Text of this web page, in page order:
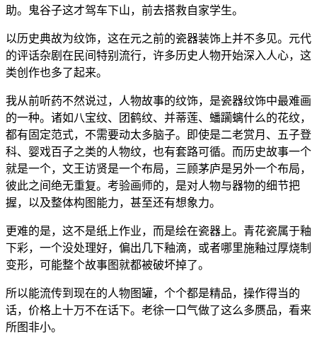
助。鬼谷子这才驾车下山，前去搭救自家学生。
以历史典故为纹饰，这在元之前的瓷器装饰上并不多见。元代
的评话杂剧在民间特别流行，许多历史人物开始深入人心，这
类创作也多了起来。
我从前听药不然说过，人物故事的纹饰，是瓷器纹饰中最难画
的一种。诸如八宝纹、团鹤纹、并蒂莲、蟠躏螭什么的花纹，
都有固定范式，不需要动太多脑子。即使是二老赏月、五子登
科、婴戏百子之类的人物纹，也有套路可循。而历史故事一个
就是一个，文王访贤是一个布局，三顾茅庐是另外一个布局，
彼此之间绝无重复。考验画师的，是对人物与器物的细节把
握，以及整体构图能力，甚至还有想象力。
更难的是，这不是纸上作业，而是绘在瓷器上。青花瓷属于釉
下彩，一个没处理好，偏出几下釉滴，或者哪里施釉过厚烧制
变形，可能整个故事图就都被破坏掉了。
所以能流传到现在的人物图罐，个个都是精品，操作得当的
话，价格上十万不在话下。老徐一口气做了这么多赝品，看来
所图非小。